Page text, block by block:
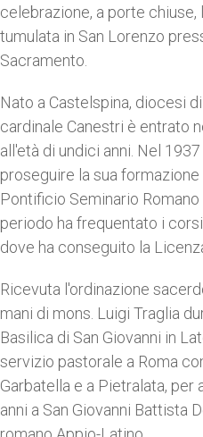
celebrazione, a porte
tumulata in San Lorenzo
Sacramento.
Nato a Castelspina, diocesi
cardinale Canestri è entrato
all'età di undici anni. Nel
proseguire la sua
Pontificio Seminario
periodo ha frequentato i
dove ha conseguito la
Ricevuta l'ordinazione
mani di mons. Luigi Traglia
Basilica di San Giovanni in
servizio pastorale a Roma
Garbatella e a Pietralata, per
anni a San Giovanni Battista